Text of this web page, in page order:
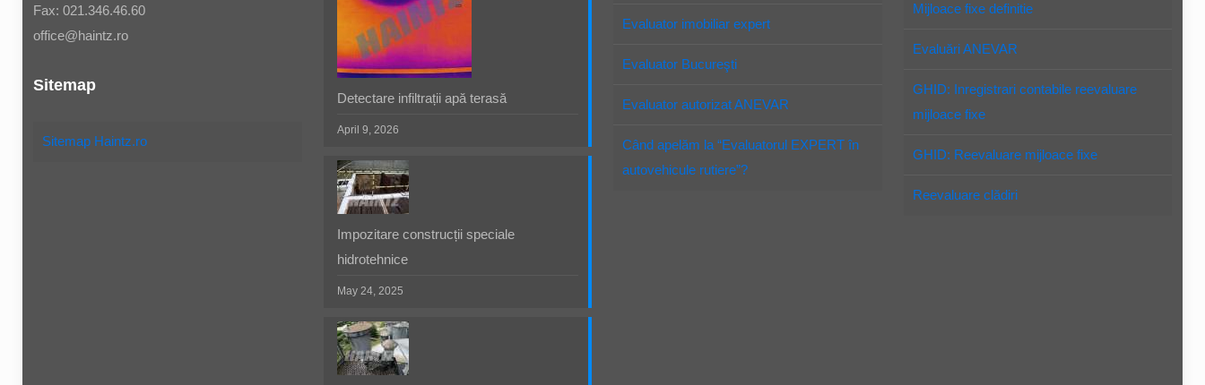
Fax: 021.346.46.60
office@haintz.ro
Sitemap
Sitemap Haintz.ro
Detectare infiltrații apă terasă
April 9, 2026
Impozitare construcții speciale
hidrotehnice
May 24, 2025
Evaluator imobiliar expert
Evaluator Bucureşti
Evaluator autorizat ANEVAR
Când apelăm la “Evaluatorul EXPERT în
autovehicule rutiere”?
Mijloace fixe definitie
Evaluări ANEVAR
GHID: Inregistrari contabile reevaluare
mijloace fixe
GHID: Reevaluare mijloace fixe
Reevaluare clădiri